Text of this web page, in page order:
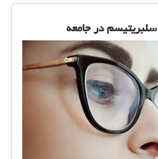
در جامعه